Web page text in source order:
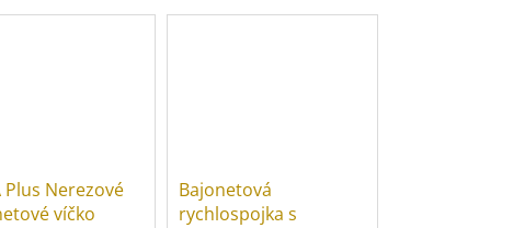
Plus Nerezové
víčko
Bajonetová
rychlospojka s